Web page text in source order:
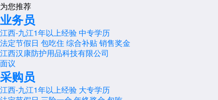
为您推荐
业务员
江西-九江1年以上经验中专学历
法定节假日 包吃住 综合补贴销售奖金
江西汉康防护用品科技有限公司
面议
采购员
江西-九江1年以上经验 大专学历